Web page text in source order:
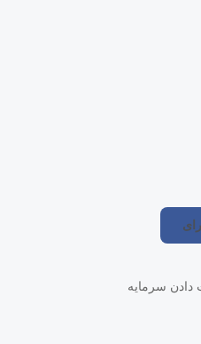
دادن سرمایه